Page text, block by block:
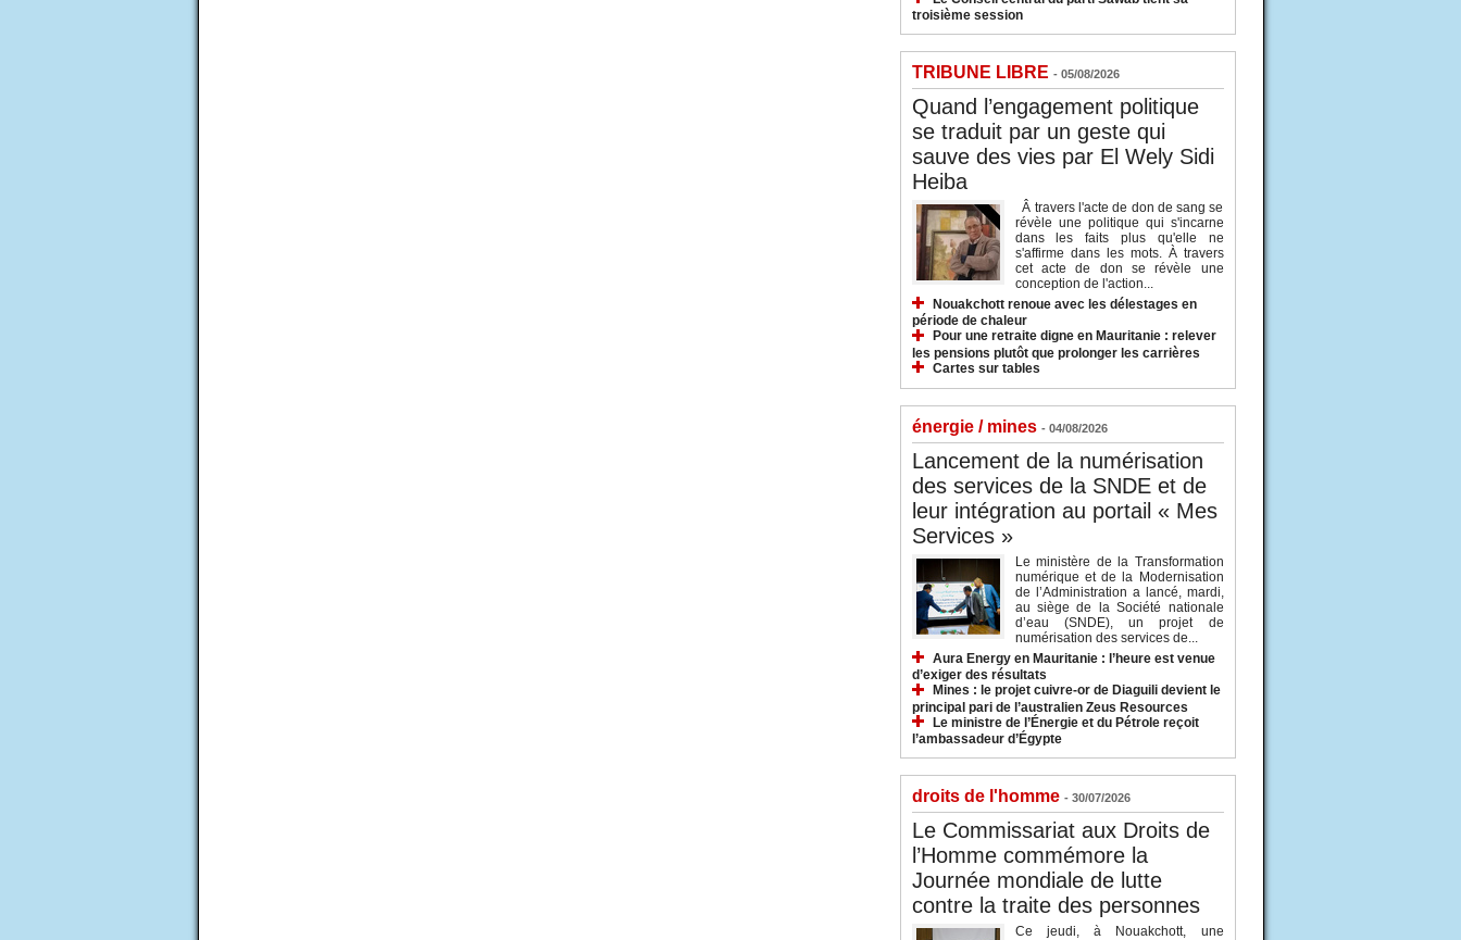
troisième session
TRIBUNE LIBRE - 05/08/2026
Quand l’engagement politique
se traduit par un geste qui
sauve des vies par El Wely Sidi
Heiba
Â travers l'acte de don de sang se
révèle une politique qui s'incarne
dans les faits plus qu'elle ne
s'affirme dans les mots. À travers
cet acte de don se révèle une
conception de l'action...
Nouakchott renoue avec les délestages en
période de chaleur
Pour une retraite digne en Mauritanie : relever
les pensions plutôt que prolonger les carrières
Cartes sur tables
énergie / mines - 04/08/2026
Lancement de la numérisation
des services de la SNDE et de
leur intégration au portail « Mes
Services »
Le ministère de la Transformation
numérique et de la Modernisation
de l’Administration a lancé, mardi,
au siège de la Société nationale
d’eau (SNDE), un projet de
numérisation des services de...
Aura Energy en Mauritanie : l’heure est venue
d’exiger des résultats
Mines : le projet cuivre-or de Diaguili devient le
principal pari de l’australien Zeus Resources
Le ministre de l’Énergie et du Pétrole reçoit
l’ambassadeur d’Égypte
droits de l'homme - 30/07/2026
Le Commissariat aux Droits de
l’Homme commémore la
Journée mondiale de lutte
contre la traite des personnes
Ce jeudi, à Nouakchott, une